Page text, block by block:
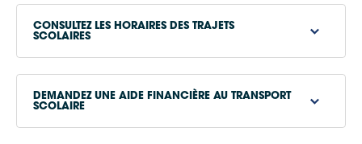
dossier d’inscription en ligne
CONSULTEZ LES HORAIRES DES TRAJETS
SCOLAIRES
DEMANDEZ UNE AIDE FINANCIÈRE AU TRANSPORT
SCOLAIRE